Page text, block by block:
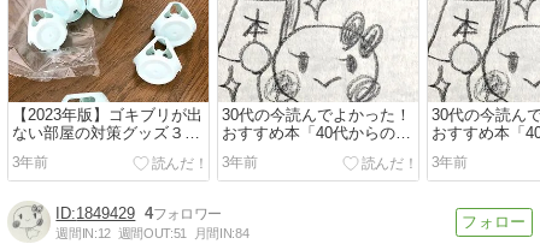
【2023年版】ゴキブリが出
ない部屋の対策グッズ３
選！【効果・方法】
3年前
30代の今読んでよかった！
おすすめ本「40代からのラ
イフシフト実践ハンドブッ
ク」書評・レビュー・感想
3年前
30代の今読ん
おすすめ本「
イフシフト実
ク」書評・レ
3年前
1849429 4
週間IN:12 週間OUT:51 月間IN:84